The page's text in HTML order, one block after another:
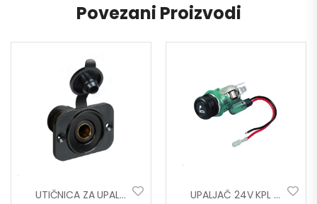
Povezani Proizvodi
UTIČNICA ZA UPALJAČ UGRADNA 12/24V GERMAN TYPE UPALJAČ 24V KPL SVJET.